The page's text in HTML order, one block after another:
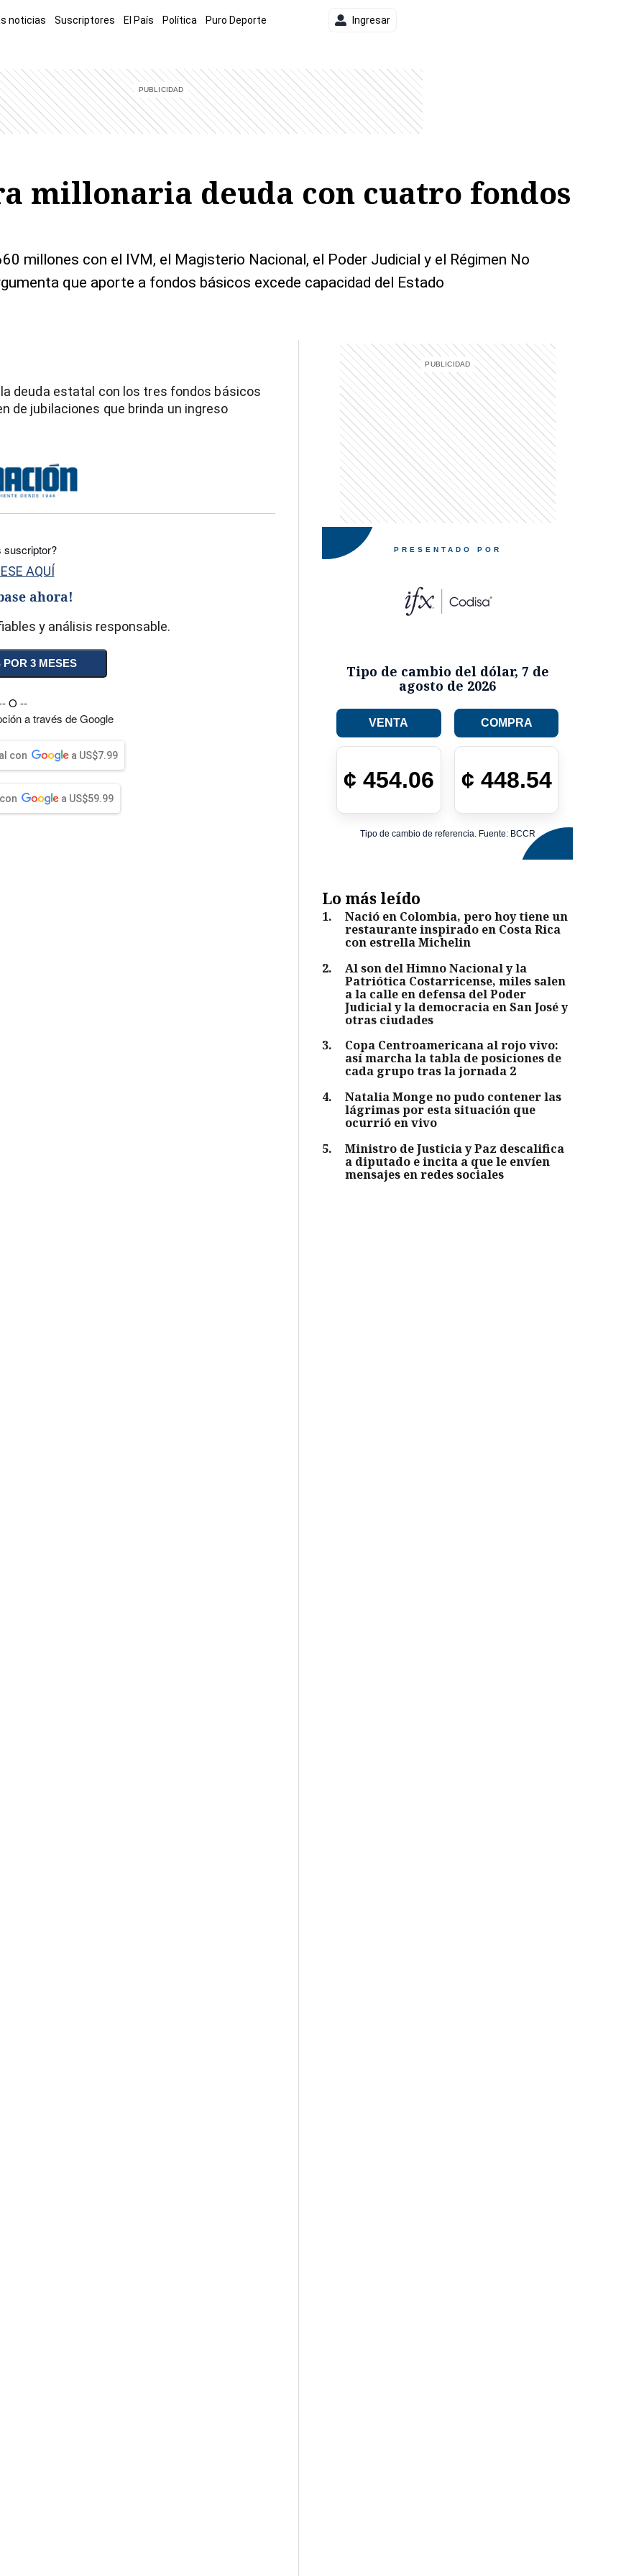
noticias Suscriptores El País Política Puro Deporte Ingresar
millonaria deuda con cuatro fondos
millones con el IVM, el Magisterio Nacional, el Poder Judicial y el Régimen No
que aporte a fondos básicos excede capacidad del Estado
deuda estatal con los tres fondos básicos
de jubilaciones que brinda un ingreso
PRESENTADO POR
Tipo de cambio del dólar, 7 de
agosto de 2026
VENTA COMPRA
¢ 454.06 ¢ 448.54
Tipo de cambio de referencia. Fuente: BCCR
Lo más leído
1.
Nació en Colombia, pero hoy tiene un
restaurante inspirado en Costa Rica
con estrella Michelin
2.
Al son del Himno Nacional y la
Patriótica Costarricense, miles salen
a la calle en defensa del Poder
Judicial y la democracia en San José y
otras ciudades
3.
Copa Centroamericana al rojo vivo:
así marcha la tabla de posiciones de
cada grupo tras la jornada 2
4.
Natalia Monge no pudo contener las
lágrimas por esta situación que
ocurrió en vivo
5.
Ministro de Justicia y Paz descalifica
a diputado e incita a que le envíen
mensajes en redes sociales